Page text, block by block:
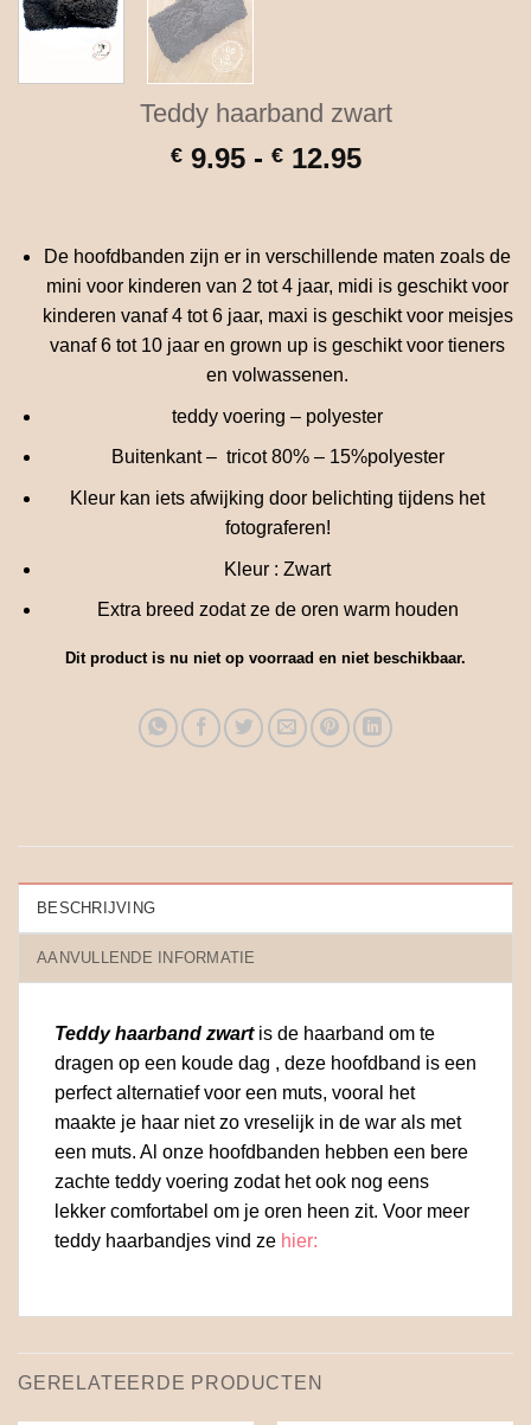
Teddy haarband zwart
€9.95 - €12.95Prijsklasse:
€ 12.95
De hoofdbanden zijn er in verschillende maten zoals de
mini voor kinderen van 2 tot 4 jaar, midi is geschikt voor
kinderen vanaf 4 tot 6 jaar, maxi is geschikt voor meisjes
vanaf 6 tot 10 jaar en grown up is geschikt voor tieners
en volwassenen.
teddy voering – polyester
Buitenkant – tricot 80% – 15%polyester
Kleur kan iets afwijking door belichting tijdens het
fotograferen!
Kleur : Zwart
Extra breed zodat ze de oren warm houden
Dit product is nu niet op voorraad en niet beschikbaar.
BESCHRIJVING
AANVULLENDE INFORMATIE
Teddy haarband zwartis de haarband om te
dragen op een koude dag , deze hoofdband is een
perfect alternatief voor een muts, vooral het
maakte je haar niet zo vreselijk in de war als met
een muts. Al onze hoofdbanden hebben een bere
zachte teddy voering zodat het ook nog eens
lekker comfortabel om je oren heen zit. Voor meer
teddy haarbandjes vind ze hier:
GERELATEERDE PRODUCTEN